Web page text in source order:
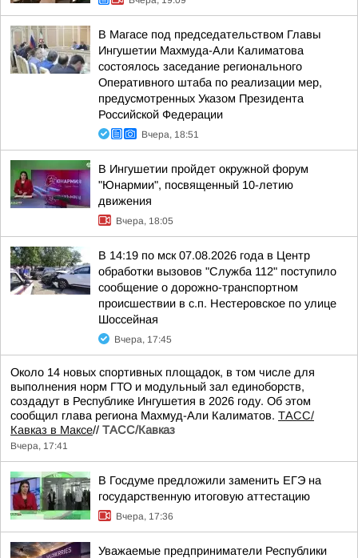
В Магасе под председательством Главы
Ингушетии Махмуда-Али Калиматова
состоялось заседание регионального
Оперативного штаба по реализации мер,
предусмотренных Указом Президента
Российской Федерации
Вчера, 18:51
В Ингушетии пройдет окружной форум
"Юнармии", посвященный 10-летию
движения
Вчера, 18:05
В 14:19 по мск 07.08.2026 года в Центр
обработки вызовов "Служба 112" поступило
сообщение о дорожно-транспортном
происшествии в с.п. Нестеровское по улице
Шоссейная
Вчера, 17:45
Около 14 новых спортивных площадок, в том числе для
выполнения норм ГТО и модульный зал единоборств,
создадут в Республике Ингушетия в 2026 году. Об этом
сообщил глава региона Махмуд-Али Калиматов. ТАСС/
Кавказ в Максе// ТАСС/Кавказ
Вчера, 17:41
В Госдуме предложили заменить ЕГЭ на
государственную итоговую аттестацию
Вчера, 17:36
Уважаемые предприниматели Республики